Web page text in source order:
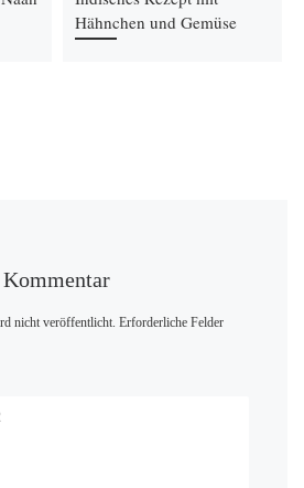
Hähnchen und Gemüse
nicht veröffentlicht. Erforderliche Felder